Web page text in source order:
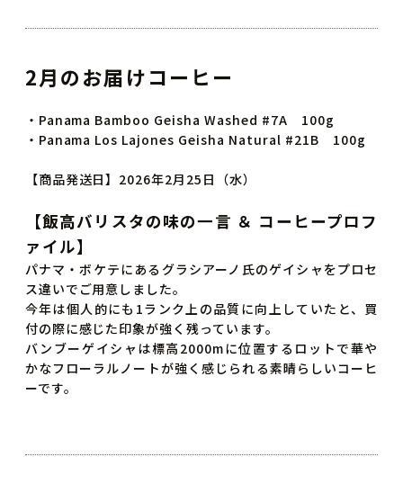
2月のお届けコーヒー
・Panama Bamboo Geisha Washed #7A 100g
・Panama Los Lajones Geisha Natural #21B 100g
【商品発送日】2026年2月25日（水）
【飯高バリスタの味の一言 ＆ コーヒープロフ
ァイル】
パナマ・ボケテにあるグラシアーノ氏のゲイシャをプロセ
ス違いでご用意しました。
今年は個人的にも1ランク上の品質に向上していたと、買
付の際に感じた印象が強く残っています。
バンブーゲイシャは標高2000mに位置するロットで華や
かなフローラルノートが強く感じられる素晴らしいコーヒ
ーです。